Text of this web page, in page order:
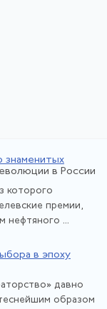
знаменитых
в России
которого
премии,
нефтяного ...
в эпоху
давно
образом